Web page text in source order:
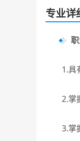
专业详
1.具有
2.掌握
3.掌握